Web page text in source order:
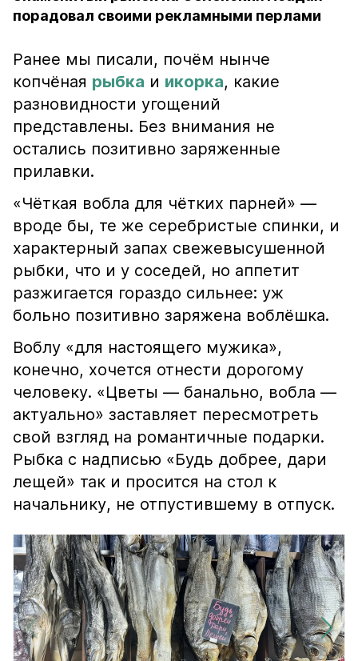
порадовал своими рекламными перлами
Ранее мы писали, почём нынче
копчёная рыбка и икорка, какие
разновидности угощений
представлены. Без внимания не
остались позитивно заряженные
прилавки.
«Чёткая вобла для чётких парней» —
вроде бы, те же серебристые спинки, и
характерный запах свежевысушенной
рыбки, что и у соседей, но аппетит
разжигается гораздо сильнее: уж
больно позитивно заряжена воблёшка.
Воблу «для настоящего мужика»,
конечно, хочется отнести дорогому
человеку. «Цветы — банально, вобла —
актуально» заставляет пересмотреть
свой взгляд на романтичные подарки.
Рыбка с надписью «Будь добрее, дари
лещей» так и просится на стол к
начальнику, не отпустившему в отпуск.